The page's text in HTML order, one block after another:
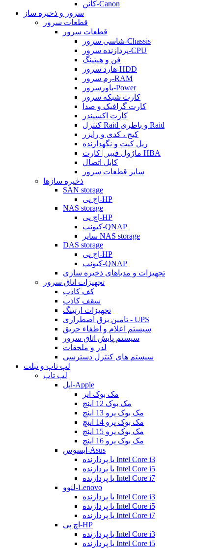
کانن-Canon
سرور و ذخیره ساز
قطعات سرور
قطعات سرور
شاسی سرور-Chassis
پردازنده سرور-CPU
فن و هیتینگ
هارد سرور-HDD
رم سرور-RAM
پاورسرور-Power
کارت شبکه سرور
کارت گرافیک و صدا
کارت اکسپندر
کنترل Raid و باطری Raid
کیج ، کدی و رایزر
ریل کیت و نگهدارنده
ماژول فیبر | کارت HBA
کابل اتصال
سایر قطعات سرور
ذخیره سازها
SAN storage
اچ پی-HP
NAS storage
اچ پی-HP
کیونپ-QNAP
سایر NAS storage
DAS storage
اچ پی-HP
کیونپ-QNAP
تجهیزات و مدیاهای ذخیره سازی
تجهیزات اتاق سرور
کف کاذب
سقف کاذب
تجهیزات ارتینگ
تامین برق اضطراری - UPS
سیستم اعلام و اطفاء حریق
سیستم پایش اتاق سرور
لدر و ملحقات
سیستم های کنترل دسترسی
لپ تاپ و تبلت
لپ تاپ
اپل-Apple
مک بوک ایر
مک بوک 12 اینچ
مک بوک پرو 13 اینچ
مک بوک پرو 14 اینچ
مک بوک پرو 15 اینچ
مک بوک پرو 16 اینچ
ایسوس-Asus
با پردازنده Intel Core i3
با پردازنده Intel Core i5
با پردازنده Intel Core i7
لنوو-Lenovo
با پردازنده Intel Core i3
با پردازنده Intel Core i5
با پردازنده Intel Core i7
اچ پی-HP
با پردازنده Intel Core i3
با پردازنده Intel Core i5